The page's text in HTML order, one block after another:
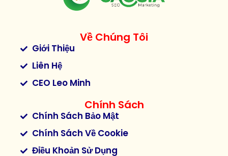
Về Chúng Tôi
Giới Thiệu
Liên Hệ
CEO Leo Minh
Chính Sách
Chính Sách Bảo Mật
Chính Sách Về Cookie
Điều Khoản Sử Dụng